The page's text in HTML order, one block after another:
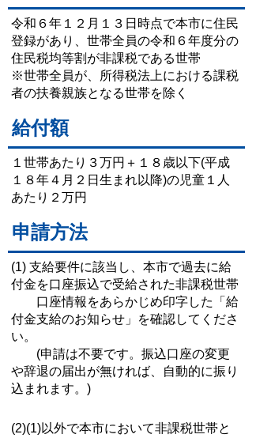
令和６年１２月１３日時点で本市に住民
登録があり、世帯全員の令和６年度分の
住民税均等割が非課税である世帯
※世帯全員が、所得税法上における課税
者の扶養親族となる世帯を除く
給付額
１世帯あたり３万円＋１８歳以下(平成
１８年４月２日生まれ以降)の児童１人
あたり２万円
申請方法
(1) 支給要件に該当し、本市で過去に給
付金を口座振込で受給された非課税世帯
口座情報をあらかじめ印字した「給
付金支給のお知らせ」を確認してくださ
い。
(申請は不要です。振込口座の変更
や辞退の届出が無ければ、自動的に振り
込まれます。)
(2)(1)以外で本市において非課税世帯と